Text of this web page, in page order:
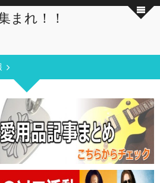
まれ！！